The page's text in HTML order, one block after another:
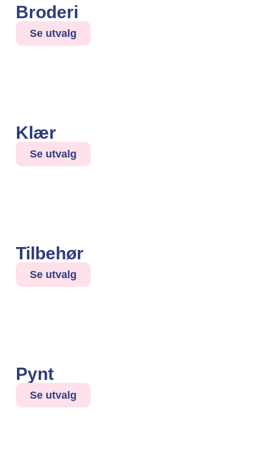
Broderi
Se utvalg
Klær
Se utvalg
Tilbehør
Se utvalg
Pynt
Se utvalg